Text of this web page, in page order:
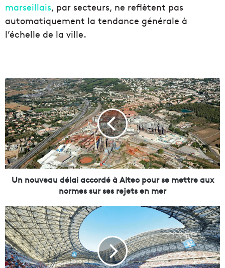
marseillais, par secteurs, ne reflètent pas
automatiquement la tendance générale à
l’échelle de la ville.
U
n
n
o
u
v
e
a
u
a
i
a
c
c
o
Un nouveau délai accordé à Alteo pour se mettre aux
normes sur ses rejets en mer
M
o
u
r
a
d